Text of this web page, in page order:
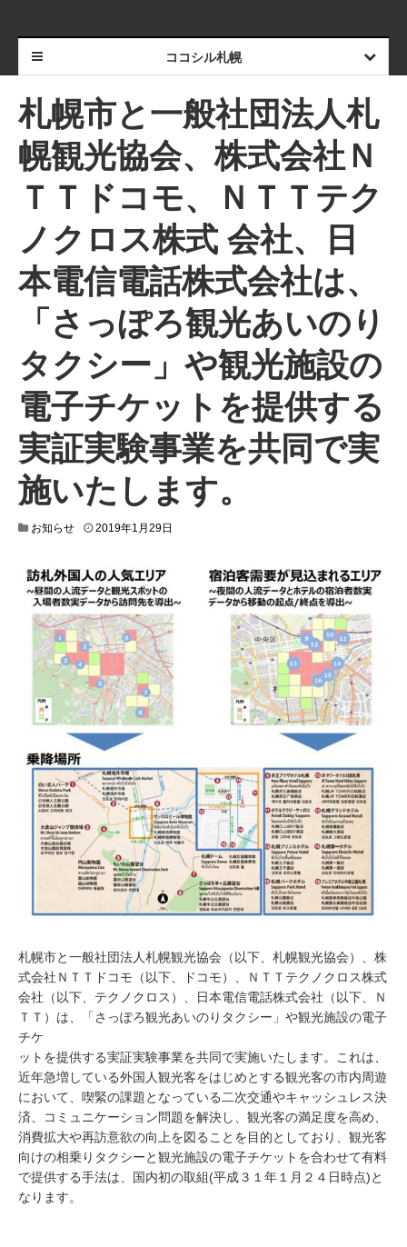
ココシル札幌
札幌市と一般社団法人札
幌観光協会、株式会社Ｎ
ＴＴドコモ、ＮＴＴテク
ノクロス株式 会社、日
本電信電話株式会社は、
「さっぽろ観光あいのり
タクシー」や観光施設の
電子チケットを提供する
実証実験事業を共同で実
施いたします。
お知らせ 2019年1月29日
1
月
2
日
札幌市と一般社団法人札幌観光協会（以下、札幌観光協会）、株
式会社ＮＴＴドコモ（以下、ドコモ）、ＮＴＴテクノクロス株式
会社（以下、テクノクロス）、日本電信電話株式会社（以下、Ｎ
ＴＴ）は、「さっぽろ観光あいのりタクシー」や観光施設の電子
チケ
ットを提供する実証実験事業を共同で実施いたします。これは、
近年急増している外国人観光客をはじめとする観光客の市内周遊
において、喫緊の課題となっている二次交通やキャッシュレス決
済、コミュニケーション問題を解決し、観光客の満足度を高め、
消費拡大や再訪意欲の向上を図ることを目的としており、観光客
向けの相乗りタクシーと観光施設の電子チケットを合わせて有料
で提供する手法は、国内初の取組(平成３１年１月２４日時点)と
なります。